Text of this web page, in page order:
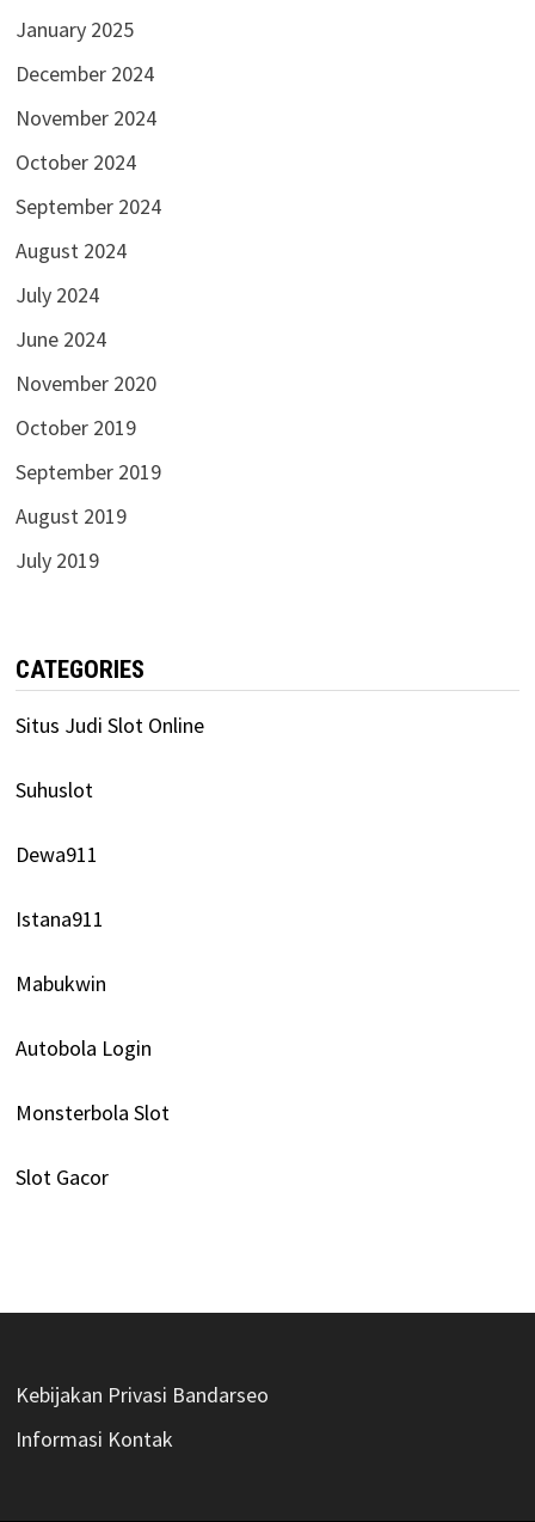
January 2025
December 2024
November 2024
October 2024
September 2024
August 2024
July 2024
June 2024
November 2020
October 2019
September 2019
August 2019
July 2019
CATEGORIES
Situs Judi Slot Online
Suhuslot
Dewa911
Istana911
Mabukwin
Autobola Login
Monsterbola Slot
Slot Gacor
Kebijakan Privasi Bandarseo
Informasi Kontak